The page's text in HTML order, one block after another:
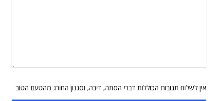
אין לשלוח תגובות הכוללות דברי הסתה, דיבה, וסגנון החורג מהטעם הטוב